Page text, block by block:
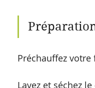
Préchauffez votre
Lavez et séchez